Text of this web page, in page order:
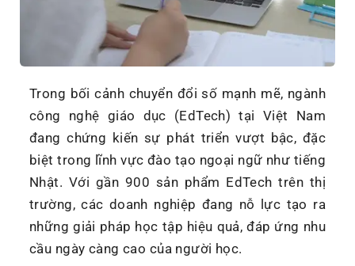
Trong bối cảnh chuyển đổi số mạnh mẽ, ngành
công nghệ giáo dục (EdTech) tại Việt Nam
đang chứng kiến sự phát triển vượt bậc, đặc
biệt trong lĩnh vực đào tạo ngoại ngữ như tiếng
Nhật. Với gần 900 sản phẩm EdTech trên thị
trường, các doanh nghiệp đang nỗ lực tạo ra
những giải pháp học tập hiệu quả, đáp ứng nhu
cầu ngày càng cao của người học.